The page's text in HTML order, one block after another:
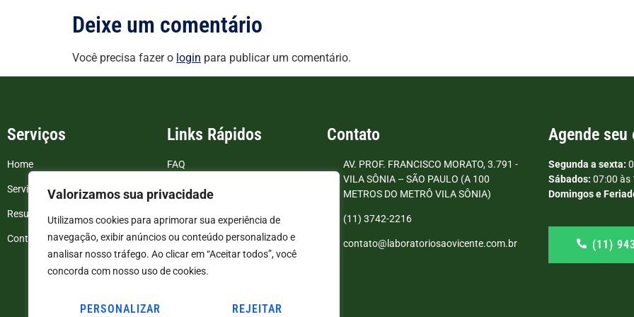
Valorizamos sua privacidade
Utilizamos cookies para aprimorar sua experiência de
navegação, exibir anúncios ou conteúdo personalizado e
analisar nosso tráfego. Ao clicar em “Aceitar todos”, você
concorda com nosso uso de cookies.
PERSONALIZAR REJEITAR
Deixe um comentário
Você precisa fazer o login para publicar um comentário.
Serviços
Home
Serviços
Resultados de exames
Contato
Links Rápidos
FAQ
Blog
Politica de Privacidade
Termos e Condições
Contato
AV. PROF. FRANCISCO MORATO, 3.791 -
VILA SÔNIA – SÃO PAULO (A 100
METROS DO METRÔ VILA SÔNIA)
(11) 3742-2216
contato@laboratoriosaovicente.com.br
Agende seu
Segunda a sexta:
Sábados: 07:00 às
Domingos e
(11)